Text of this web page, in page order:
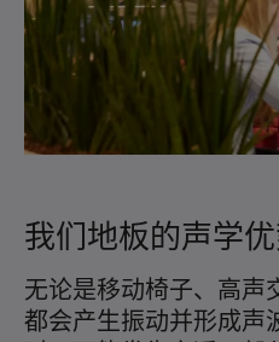
我们地板的声学
无论是移动椅子、高声
都会产生振动并形成声